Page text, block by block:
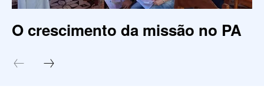
O crescimento da missão no PA